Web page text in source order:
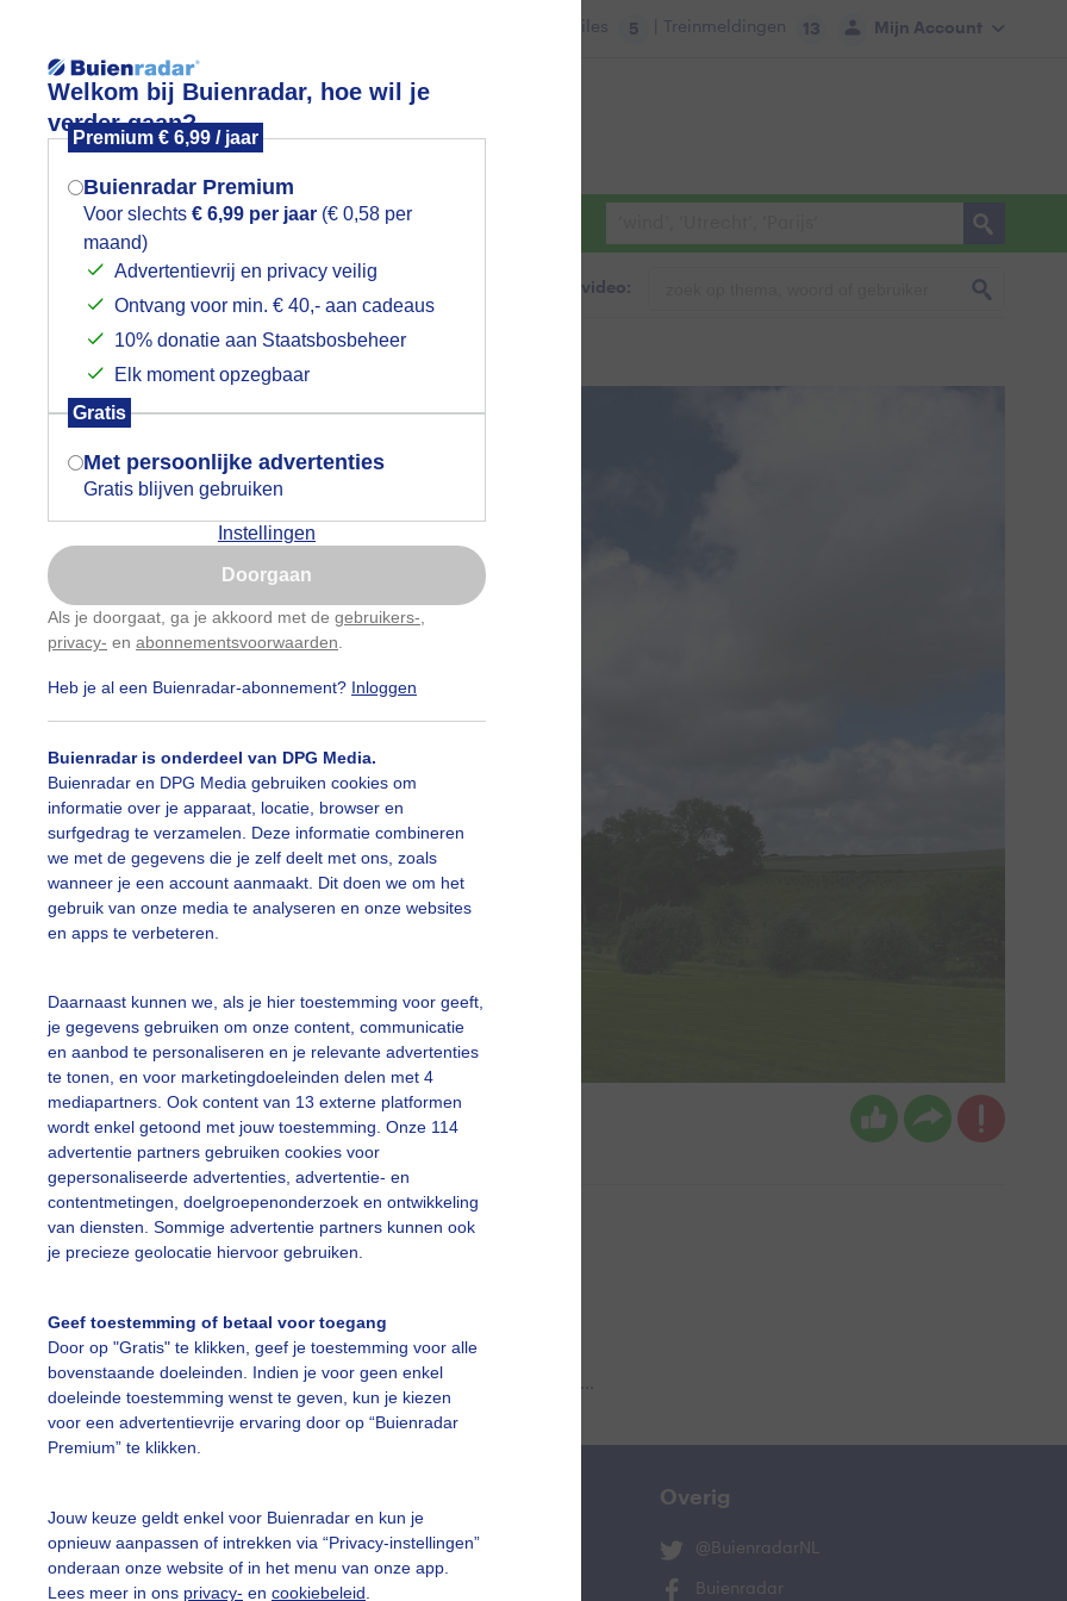
Welkom bij Buienradar, hoe wil je
verder gaan?
Premium € 6,99 / jaar
Buienradar Premium
Voor slechts € 6,99 per jaar (€ 0,58 per
maand)
Advertentievrij en privacy veilig
Ontvang voor min. € 40,- aan cadeaus
10% donatie aan Staatsbosbeheer
Elk moment opzegbaar
Gratis
Met persoonlijke advertenties
Gratis blijven gebruiken
Instellingen
Doorgaan
Als je doorgaat, ga je akkoord met de gebruikers-
privacy- en abonnementsvoorwaarden
Heb je al een Buienradar-abonnement? Inloggen
Buienradar is onderdeel van DPG Media.
Buienradar en DPG Media gebruiken cookies om
informatie over je apparaat, locatie, browser en
surfgedrag te verzamelen. Deze informatie combineren
we met de gegevens die je zelf deelt met ons, zoals
wanneer je een account aanmaakt. Dit doen we om het
gebruik van onze media te analyseren en onze websites
en apps te verbeteren.
Daarnaast kunnen we, als je hier toestemming voor geeft,
je gegevens gebruiken om onze content, communicatie
en aanbod te personaliseren en je relevante advertenties
te tonen, en voor marketingdoeleinden delen met 4
mediapartners. Ook content van 13 externe platformen
wordt enkel getoond met jouw toestemming. Onze 114
advertentie partners gebruiken cookies voor
gepersonaliseerde advertenties, advertentie- en
contentmetingen, doelgroepenonderzoek en ontwikkeling
van diensten. Sommige advertentie partners kunnen ook
je precieze geolocatie hiervoor gebruiken.
Geef toestemming of betaal voor toegang
Door op "Gratis" te klikken, geef je toestemming voor alle
bovenstaande doeleinden. Indien je voor geen enkel
doeleinde toestemming wenst te geven, kun je kiezen
voor een advertentievrije ervaring door op “Buienradar
Premium” te klikken.
Jouw keuze geldt enkel voor Buienradar en kun je
opnieuw aanpassen of intrekken via “Privacy-instellingen”
onderaan onze website of in het menu van onze app.
Lees meer in ons privacy- en cookiebeleid
Mijn Account
Files 5 | Treinmeldingen 13
Foto en video Weerzine
Zoeken in foto & video:
Diana Huntjens Gemaakt: 05-06-2026, 25x bekeken
slideshow
vragen
De Bilt
Overig
@BuienradarNL
Buienradar
Mogen we je locatie gebruiken voor
het weer?
Indien je hier nog geen akkoord op hebt
gegeven, verschijnt er zo een pop-up uit
je browser waarin deze toestemming
gevraagd wordt.
Is goed, toon de popup
Nu niet, misschien later
Gebruik je Safari en wil je niet elke dag deze pop-up
Klikhierom dit aan te passen